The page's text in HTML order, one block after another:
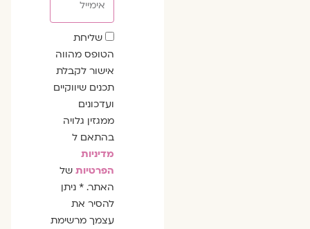
שדה
הסכמה
שליחת
הטופס מהווה
אישור לקבלת
תכנים שיווקיים
ועדכונים
ממגזין גלויה
בהתאם ל
מדיניות
הפרטיותשל
האתר. * ניתן
להסיר את
עצמך מרשימת